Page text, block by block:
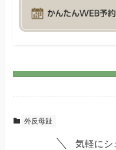
外反母趾
気軽にシ